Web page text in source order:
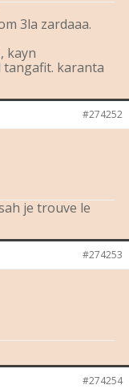
3la zardaaa.
kayn
tangafit. karanta
#274252
je trouve le
#274253
#274254